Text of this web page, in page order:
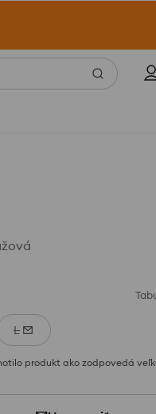
L
produkt ako zodpovedá